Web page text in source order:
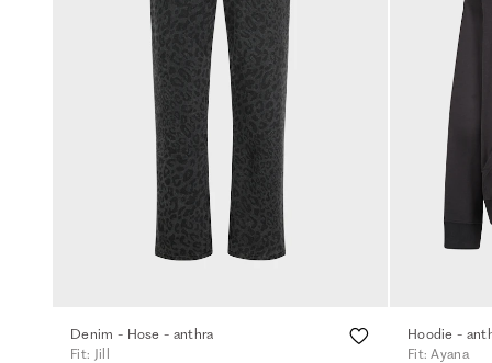
Denim - Hose - anthra
Fit: Jill
Hoodie -
Fit: Ayana